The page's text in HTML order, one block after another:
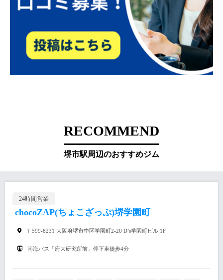
RECOMMEND
堺市駅周辺のおすすめジム
24時間営業
chocoZAP(ちょこざっぷ)堺学園町
〒599-8231 大阪府堺市中区学園町2-20 D’s学園町ビル 1F
南海バス「府大研究所前」停下車徒歩4分